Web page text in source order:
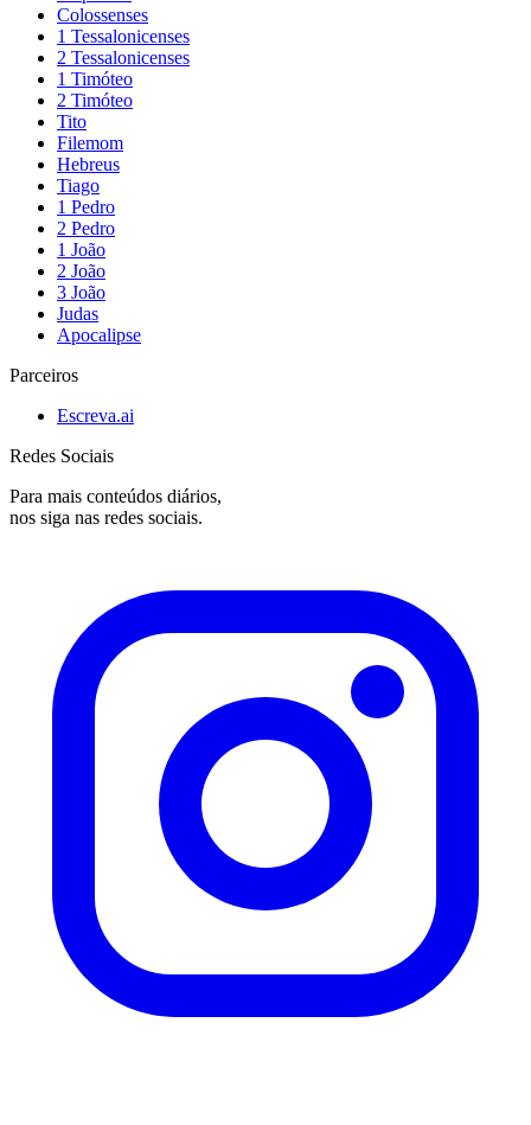
Colossenses
1 Tessalonicenses
2 Tessalonicenses
1 Timóteo
2 Timóteo
Tito
Filemom
Hebreus
Tiago
1 Pedro
2 Pedro
1 João
2 João
3 João
Judas
Apocalipse
Parceiros
Escreva.ai
Redes Sociais
Para mais conteúdos diários,
nos siga nas redes sociais.